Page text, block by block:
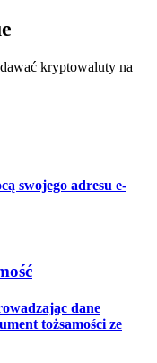
itp.
kryptowaluty na
swojego adresu e-
dane
tożsamości ze